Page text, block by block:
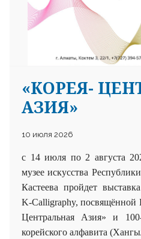
«КОРЕЯ-
АЗИЯ»
10 июля 2026
с 14 июля по 2 августа
музее искусства
Кастеева пройдет в
K-Calligraphy,посвящённой
Центральная Азия» и
корейского алфавита